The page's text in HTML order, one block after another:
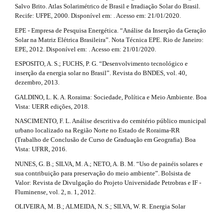
l
e
_
m
e
u
.
s
i
d
b
a
r
#
#
c
l
e
.
d
e
t
a
i
l
s
#
#
Salvo Brito. Atlas Solarimétrico de Brasil e Irradiação Solar do Brasil.
Recife: UFPE, 2000. Disponível em: . Acesso em: 21/01/2020.
EPE - Empresa de Pesquisa Energética. “Análise da Inserção da Geração
Solar na Matriz Elétrica Brasileira”. Nota Técnica EPE. Rio de Janeiro:
EPE, 2012. Disponível em: . Acesso em: 21/01/2020.
ESPOSITO, A. S.; FUCHS, P. G. “Desenvolvimento tecnológico e
inserção da energia solar no Brasil”. Revista do BNDES, vol. 40,
dezembro, 2013.
GALDINO, L. K. A. Roraima: Sociedade, Política e Meio Ambiente. Boa
Vista: UERR edições, 2018.
NASCIMENTO, F. L. Análise descritiva do cemitério público municipal
urbano localizado na Região Norte no Estado de Roraima-RR
(Trabalho de Conclusão de Curso de Graduação em Geografia). Boa
Vista: UFRR, 2016.
NUNES, G. B.; SILVA, M. A.; NETO, A. B. M. “Uso de painéis solares e
sua contribuição para preservação do meio ambiente”. Bolsista de
Valor: Revista de Divulgação do Projeto Universidade Petrobras e IF -
Fluminense, vol. 2, n. 1, 2012.
OLIVEIRA, M. B.; ALMEIDA, N. S.; SILVA, W. R. Energia Solar